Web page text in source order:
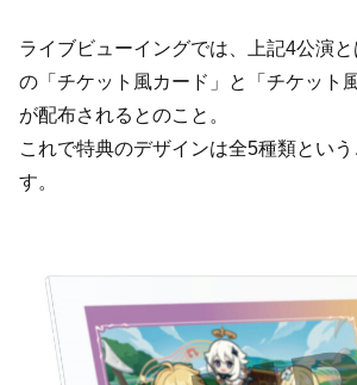
ライブビューイングでは、上記4公演
の「チケット風カード」と「チケット
が配布されるとのこと。
これで特典のデザインは全5種類とい
す。